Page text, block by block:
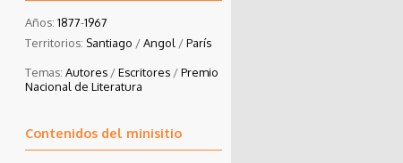
Años: 1877-1967
Territorios: Santiago /Angol /París
Temas: Autores/Escritores/Premio
Nacional de Literatura
Contenidos del minisitio